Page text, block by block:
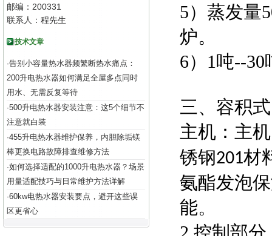
邮编：200331
联系人：程先生
技术文章
·告别小容量热水器频繁断热水痛点：
200升电热水器如何满足全屋多点同时
用水、无需反复等待
·500升电热水器安装注意：这5个细节不
注意就白装
·455升电热水器维护保养，内胆除垢镁
棒更换电路故障排查维修方法
·如何选择适配的1000升电热水器？场景
用量适配技巧与日常维护方法详解
·60kw电热水器安装要点，避开这些误
区更省心
5）蒸发量
炉。
6）1吨--
三、容积
主机：主
锈钢201材
氨酯发泡
能。